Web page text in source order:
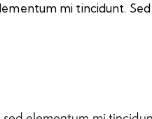
mi tincidunt.